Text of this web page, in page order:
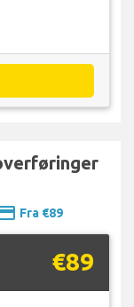
Fra €89
€89